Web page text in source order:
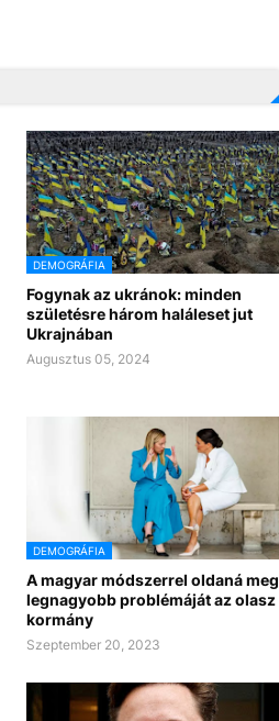
DEMOGRÁFIA
Fogynak az ukránok: minden
születésre három haláleset jut
Ukrajnában
Augusztus 05, 2024
DEMOGRÁFIA
A magyar módszerrel oldaná meg
legnagyobb problémáját az olasz
kormány
Szeptember 20, 2023